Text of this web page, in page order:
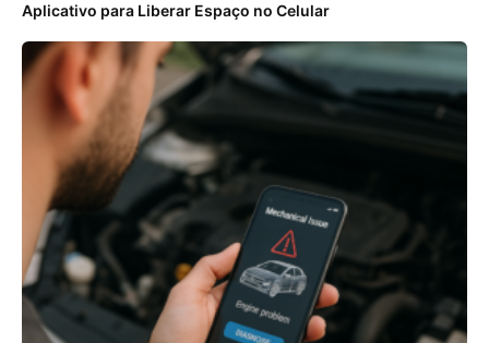
Aplicativo para Liberar Espaço no Celular